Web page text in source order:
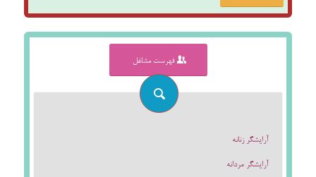
فهرست مشاغل
آرايشگر زنانه
آرايشگر مردانه